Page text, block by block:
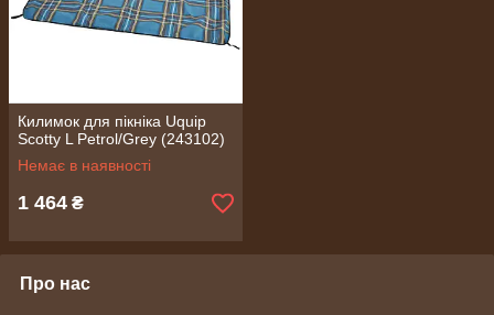
Килимок для пікніка Uquip
Scotty L Petrol/Grey (243102)
Немає в наявності
1 464 ₴
Про нас